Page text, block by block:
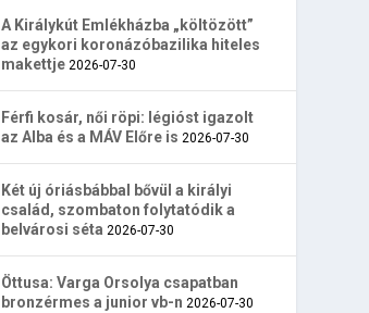
A Királykút Emlékházba „költözött”
az egykori koronázóbazilika hiteles
makettje 2026-07-30
Férfi kosár, női röpi: légióst igazolt
az Alba és a MÁV Előre is 2026-07-30
Két új óriásbábbal bővül a királyi
család, szombaton folytatódik a
belvárosi séta 2026-07-30
Öttusa: Varga Orsolya csapatban
bronzérmes a junior vb-n 2026-07-30